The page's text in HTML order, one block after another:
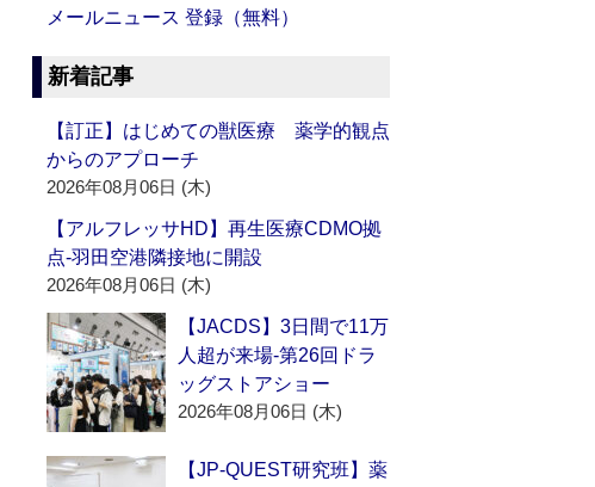
メールニュース 登録（無料）
新着記事
【訂正】はじめての獣医療 薬学的観点
からのアプローチ
2026年08月06日 (木)
【アルフレッサHD】再生医療CDMO拠
点‐羽田空港隣接地に開設
2026年08月06日 (木)
【JACDS】3日間で11万
人超が来場‐第26回ドラ
ッグストアショー
2026年08月06日 (木)
【JP-QUEST研究班】薬